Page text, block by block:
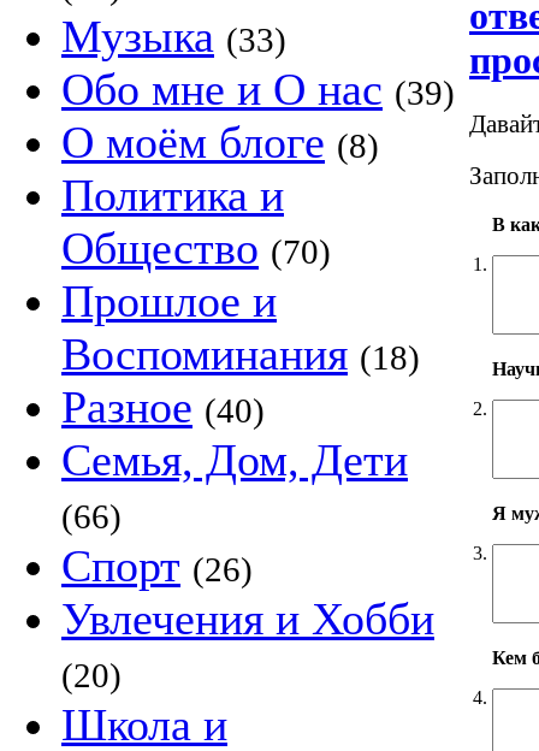
Музыка (33)
Обо мне и О нас (39)
О моём блоге (8)
Политика и
Общество (70)
Прошлое и
Воспоминания (18)
Разное (40)
Семья, Дом, Дети
(66)
Спорт (26)
Увлечения и Хобби
(20)
Школа и
1.
В
2.
3.
Я
4.
Кем